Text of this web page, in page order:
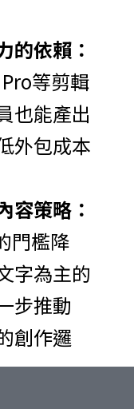
的依賴：
等剪輯
也能產出
外包成本
容策略：
門檻降
字為主的
步推動
創作邏